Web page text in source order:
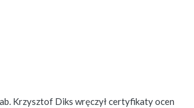
Krzysztof Diks wręczył certyfikaty ocen